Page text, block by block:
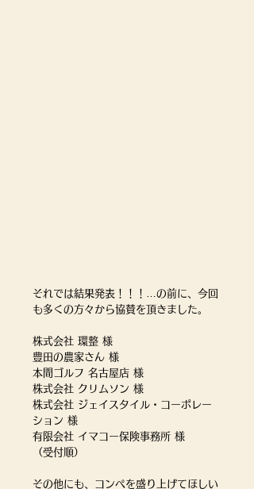
それでは結果発表！！！…の前に、今回
も多くの方々から協賛を頂きました。
株式会社 環整 様
豊田の農家さん 様
本間ゴルフ 名古屋店 様
株式会社 クリムソン 様
株式会社 ジェイスタイル・コーポレー
ション 様
有限会社 イマコー保険事務所 様
（受付順）
その他にも、コンペを盛り上げてほしい